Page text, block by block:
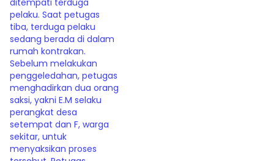
ditempati terduga
pelaku. Saat petugas
tiba, terduga pelaku
sedang berada di dalam
rumah kontrakan.
Sebelum melakukan
penggeledahan, petugas
menghadirkan dua orang
saksi, yakni E.M selaku
perangkat desa
setempat dan F, warga
sekitar, untuk
menyaksikan proses